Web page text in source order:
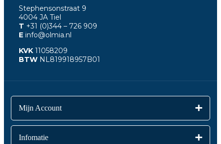
Stephensonstraat 9
4004 JA Tiel
T +31 (0)344 – 726 909
E info@olmia.nl
KVK 11058209
BTW NL819918957B01
Mijn Account
Infomatie